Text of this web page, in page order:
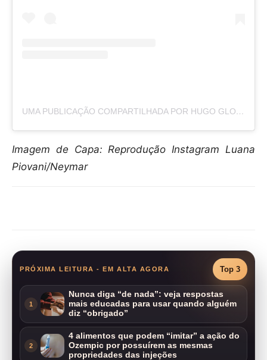
UMA PUBLICAÇÃO COMPARTILHADA POR HUGO GLOSS (@HUGOGLOSS)
Imagem de Capa: Reprodução Instagram Luana
Piovani/Neymar
PRÓXIMA LEITURA - EM ALTA AGORA Top 3
1
Nunca diga “de nada”: veja respostas
mais educadas para usar quando alguém
diz “obrigado”
2
4 alimentos que podem “imitar” a ação do
Ozempic por possuírem as mesmas
propriedades das injeções